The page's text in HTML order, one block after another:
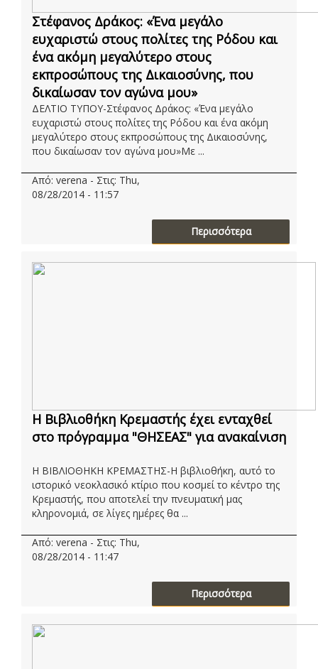
Στέφανος Δράκος: «Ένα μεγάλο
ευχαριστώ στους πολίτες της Ρόδου και
ένα ακόμη μεγαλύτερο στους
εκπροσώπους της Δικαιοσύνης, που
δικαίωσαν τον αγώνα μου»
ΔΕΛΤΙΟ ΤΥΠΟΥ-Στέφανος Δράκος: «Ένα μεγάλο
ευχαριστώ στους πολίτες της Ρόδου και ένα ακόμη
μεγαλύτερο στους εκπροσώπους της Δικαιοσύνης,
που δικαίωσαν τον αγώνα μου»Με ...
Από: verena - Στις: Thu,
08/28/2014 - 11:57
Περισσότερα
H Βιβλιοθήκη Κρεμαστής έχει ενταχθεί
στο πρόγραμμα "ΘΗΣΕΑΣ" για ανακαίνιση
Η ΒΙΒΛΙΟΘΗΚΗ ΚΡΕΜΑΣΤΗΣ-Η βιβλιοθήκη, αυτό το
ιστορικό νεοκλασικό κτίριο που κοσμεί το κέντρο της
Κρεμαστής, που αποτελεί την πνευματική μας
κληρονομιά, σε λίγες ημέρες θα ...
Από: verena - Στις: Thu,
08/28/2014 - 11:47
Περισσότερα